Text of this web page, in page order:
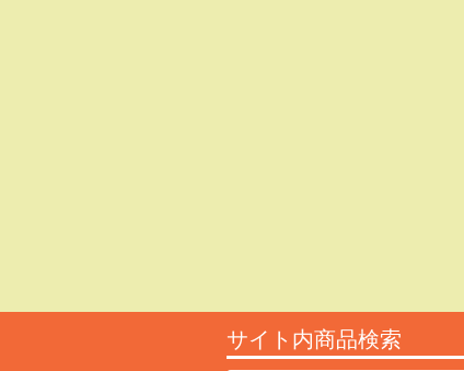
サイト内商品検索